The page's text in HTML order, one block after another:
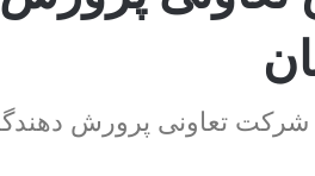
شرکت تعاونی پرورش